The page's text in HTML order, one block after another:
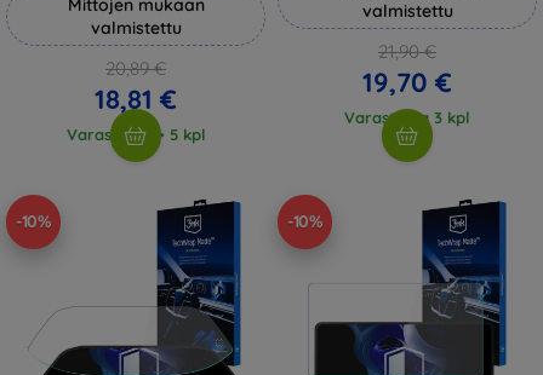
valmistettu
20,89 €
18,81 €
Varastossa > 5 kpl
valmistettu
21,90 €
19,70 €
Varastossa 3 kpl
-10% -10%